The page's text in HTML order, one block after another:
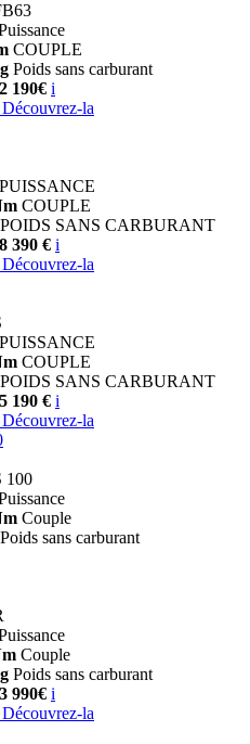
COUPLE
Poids sans carburant
190€ i
Découvrez-la
PUISSANCE
COUPLE
POIDS SANS CARBURANT
390 € i
Découvrez-la
PUISSANCE
COUPLE
POIDS SANS CARBURANT
190 € i
Découvrez-la
100
Couple
Poids sans carburant
Couple
Poids sans carburant
990€ i
Découvrez-la